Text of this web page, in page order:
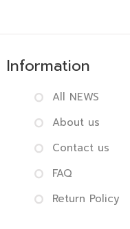
Information
All NEWS
About us
Contact us
FAQ
Return Policy